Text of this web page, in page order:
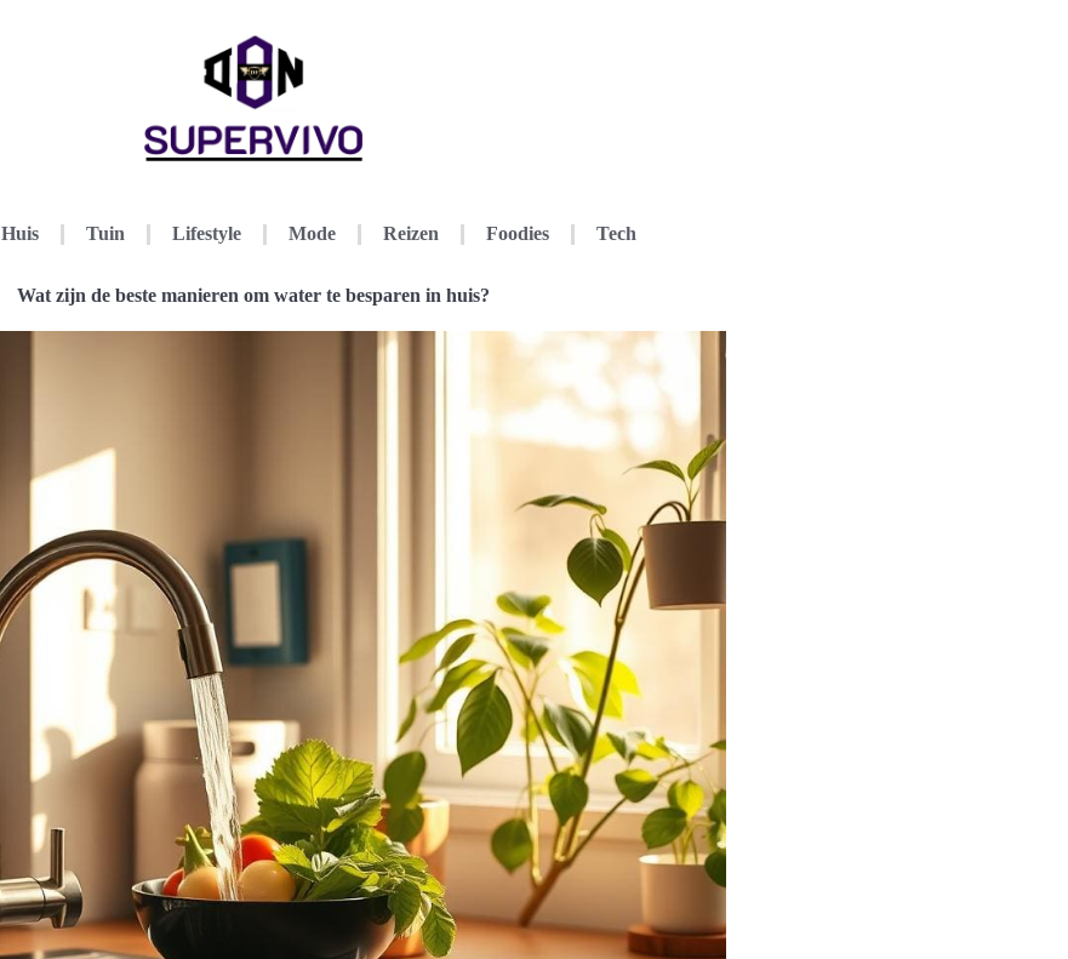
Huis Tuin Lifestyle Mode Reizen Foodies Tech
Wat zijn de beste manieren om water te besparen in huis?